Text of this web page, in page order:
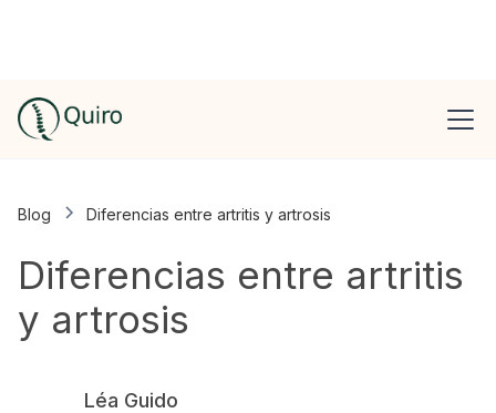
Blog Diferencias entre artritis y artrosis
Diferencias entre artritis
y artrosis
Léa Guido